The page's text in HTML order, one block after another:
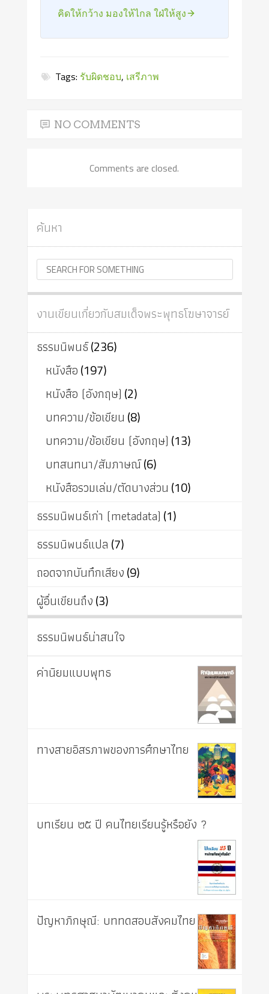
คิดให้กว้าง มองให้ไกล ใฝ่ให้สูง
Tags: รับผิดชอบ, เสรีภาพ
NO COMMENTS
Comments are closed.
ค้นหา
งานเขียนเกี่ยวกับสมเด็จพระพุทธโฆษาจารย์
ธรรมนิพนธ์(236)
หนังสือ(197)
หนังสือ (อังกฤษ) (2)
บทความ/ข้อเขียน (8)
บทความ/ข้อเขียน (อังกฤษ) (13)
บทสนทนา/สัมภาษณ์(6)
หนังสือรวมเล่ม/ตัดบางส่วน (10)
ธรรมนิพนธ์เก่า (metadata) (1)
ธรรมนิพนธ์แปล (7)
ถอดจากบันทึกเสียง(9)
ผู้อื่นเขียนถึง(3)
ธรรมนิพนธ์น่าสนใจ
ค่านิยมแบบพุทธ
ทางสายอิสรภาพของการศึกษาไทย
บทเรียน ๒๕ ปี คนไทยเรียนรู้หรือยัง ?
ปัญหาภิกษุณี: บททดสอบสังคมไทย